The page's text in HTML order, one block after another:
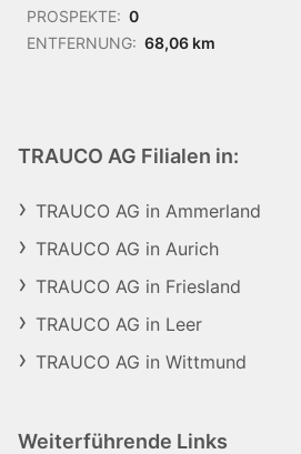
PROSPEKTE: 0
ENTFERNUNG: 68,06 km
TRAUCO AG Filialen in:
TRAUCO AG in Ammerland
TRAUCO AG in Aurich
TRAUCO AG in Friesland
TRAUCO AG in Leer
TRAUCO AG in Wittmund
Weiterführende Links